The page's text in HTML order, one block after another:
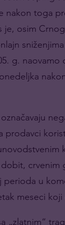
nakon toga
je, osim
g. naovamo
prodavci
crvenim
perioda u
meseci
„zlatnim“